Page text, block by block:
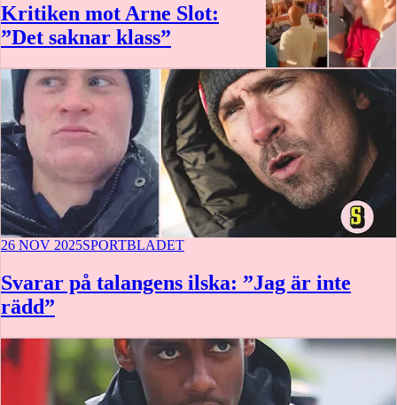
Kritiken mot Arne Slot:
”Det saknar klass”
26 NOV 2025SPORTBLADET
Svarar på talangens ilska: ”Jag är inte
rädd”